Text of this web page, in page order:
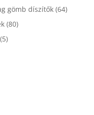
gömb díszítők 6464
8080
55